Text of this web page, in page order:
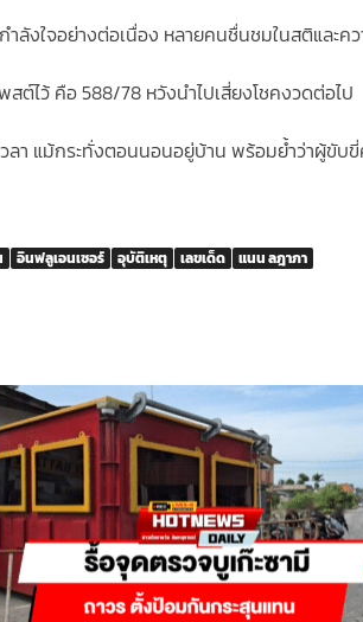
ลังใจอย่างต่อเนื่อง หลายคนชื่นชมในสติและ
ต์ไว้ คือ 588/78 หวังนำไปเสี่ยงโชคงวดต่อไป
า แม้กระทั่งตอนนอนอยู่บ้าน พร้อมย้ำว่าผู้ขั
อินฟลูเอนเซอร์ อุบัติเหตุ เลขเด็ด แนน ลฎาภา